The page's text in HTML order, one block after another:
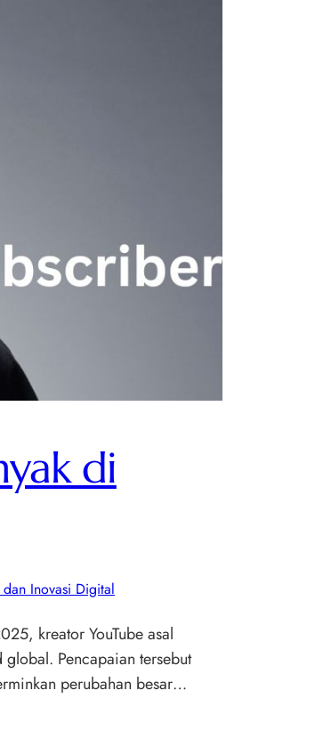
di
Inovasi Digital
kreator YouTube asal
Pencapaian tersebut
perubahan besar…